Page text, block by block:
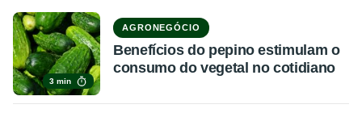
3 min
AGRONEGÓCIO
Benefícios do pepino estimulam o
consumo do vegetal no cotidiano